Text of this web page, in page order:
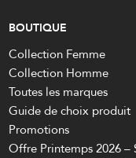
BOUTIQUE
Collection Femme
Collection Homme
Toutes les marques
Guide de choix produit
Promotions
Offre Printemps 2026 –